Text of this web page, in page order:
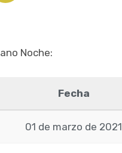
Noche:
Fecha
01 de marzo de 2021